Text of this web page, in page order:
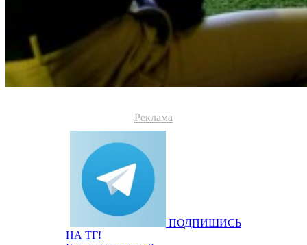
Реклама
ПОДПИШИСЬ
НА ТГ!